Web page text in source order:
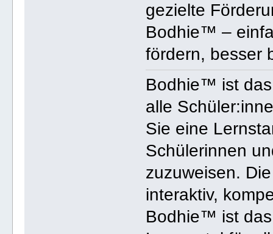
gezielte
Bodhie™ –
fördern, besser
Bodhie™ ist
alle
Sie eine
Schülerinnen
zuzuweisen.
interaktiv,
Bodhie™ ist